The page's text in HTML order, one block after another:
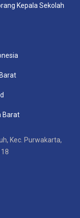
Kepala Sekolah
Barat
Kec. Purwakarta,